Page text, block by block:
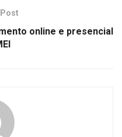
online e presencial